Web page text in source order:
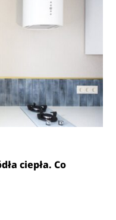
ciepła. Co